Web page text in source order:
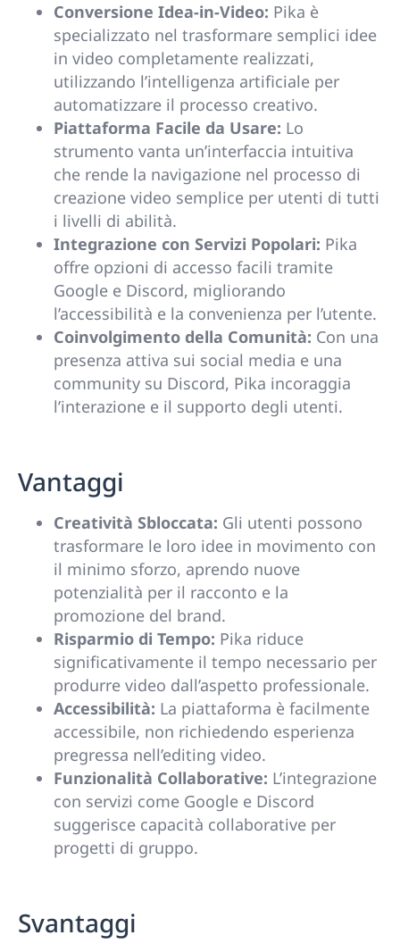
Conversione Idea-in-Video: Pika è
specializzato nel trasformare semplici idee
in video completamente realizzati,
utilizzando l’intelligenza artificiale per
automatizzare il processo creativo.
Piattaforma Facile da Usare: Lo
strumento vanta un’interfaccia intuitiva
che rende la navigazione nel processo di
creazione video semplice per utenti di tutti
i livelli di abilità.
Integrazione con Servizi Popolari: Pika
offre opzioni di accesso facili tramite
Google e Discord, migliorando
l’accessibilità e la convenienza per l’utente.
Coinvolgimento della Comunità: Con una
presenza attiva sui social media e una
community su Discord, Pika incoraggia
l’interazione e il supporto degli utenti.
Vantaggi
Creatività Sbloccata: Gli utenti possono
trasformare le loro idee in movimento con
il minimo sforzo, aprendo nuove
potenzialità per il racconto e la
promozione del brand.
Risparmio di Tempo: Pika riduce
significativamente il tempo necessario per
produrre video dall’aspetto professionale.
Accessibilità: La piattaforma è facilmente
accessibile, non richiedendo esperienza
pregressa nell’editing video.
Funzionalità Collaborative: L’integrazione
con servizi come Google e Discord
suggerisce capacità collaborative per
progetti di gruppo.
Svantaggi